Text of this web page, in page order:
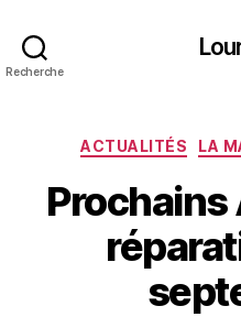
Recherche
ACTUALITÉS LA
Prochains